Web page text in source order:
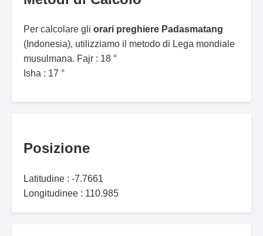
Per calcolare gli orari preghiere Padasmatang
(Indonesia), utilizziamo il metodo di Lega mondiale
musulmana. Fajr : 18 °
Isha : 17 °
Posizione
Latitudine : -7.7661
Longitudinee : 110.985